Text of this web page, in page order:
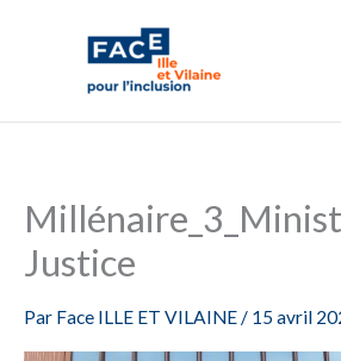
Justice
Par Face ILLE ET VILAINE / 15 avril